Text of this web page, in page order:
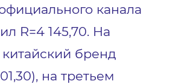
канала
R=4 145,70. На
бренд
на третьем